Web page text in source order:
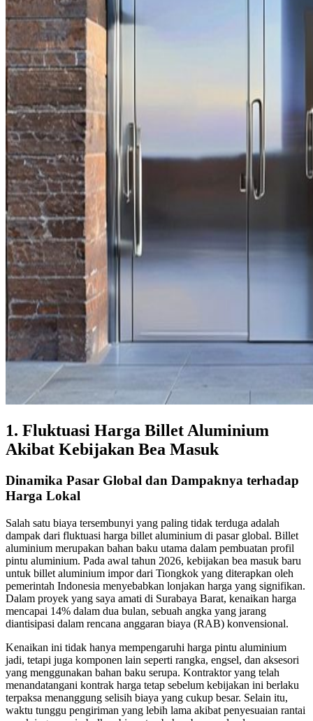
1. Fluktuasi Harga Billet Aluminium
Akibat Kebijakan Bea Masuk
Dinamika Pasar Global dan Dampaknya terhadap
Harga Lokal
Salah satu biaya tersembunyi yang paling tidak terduga adalah
dampak dari fluktuasi harga billet aluminium di pasar global. Billet
aluminium merupakan bahan baku utama dalam pembuatan profil
pintu aluminium. Pada awal tahun 2026, kebijakan bea masuk baru
untuk billet aluminium impor dari Tiongkok yang diterapkan oleh
pemerintah Indonesia menyebabkan lonjakan harga yang signifikan.
Dalam proyek yang saya amati di Surabaya Barat, kenaikan harga
mencapai 14% dalam dua bulan, sebuah angka yang jarang
diantisipasi dalam rencana anggaran biaya (RAB) konvensional.
Kenaikan ini tidak hanya mempengaruhi harga pintu aluminium
jadi, tetapi juga komponen lain seperti rangka, engsel, dan aksesori
yang menggunakan bahan baku serupa. Kontraktor yang telah
menandatangani kontrak harga tetap sebelum kebijakan ini berlaku
terpaksa menanggung selisih biaya yang cukup besar. Selain itu,
waktu tunggu pengiriman yang lebih lama akibat penyesuaian rantai